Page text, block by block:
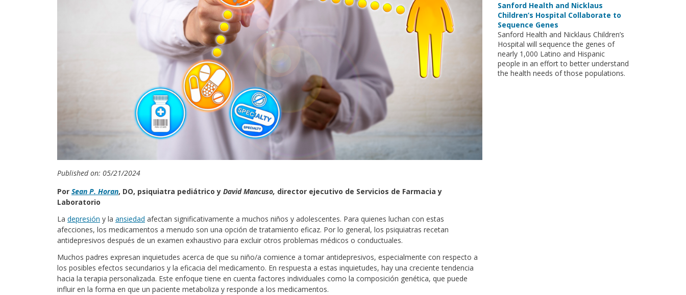
Published on: 05/21/2024
Por Sean P. Horan, DO, psiquiatra pediátrico y David Mancuso, director ejecutivo de Servicios de Farmacia y
Laboratorio
La depresión y la ansiedad afectan significativamente a muchos niños y adolescentes. Para quienes luchan con estas
afecciones, los medicamentos a menudo son una opción de tratamiento eficaz. Por lo general, los psiquiatras recetan
antidepresivos después de un examen exhaustivo para excluir otros problemas médicos o conductuales.
Muchos padres expresan inquietudes acerca de que su niño/a comience a tomar antidepresivos, especialmente con respecto a
los posibles efectos secundarios y la eficacia del medicamento. En respuesta a estas inquietudes, hay una creciente tendencia
hacia la terapia personalizada. Este enfoque tiene en cuenta factores individuales como la composición genética, que puede
influir en la forma en que un paciente metaboliza y responde a los medicamentos.
Sanford Health and Nicklaus
Children’s Hospital Collaborate to
Sequence Genes
Sanford Health and Nicklaus Children’s
Hospital will sequence the genes of
nearly 1,000 Latino and Hispanic
people in an effort to better understand
the health needs of those populations.